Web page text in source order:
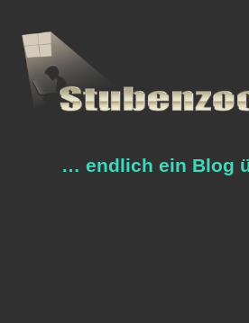
Inhalt
springen
… endlich ein Blog